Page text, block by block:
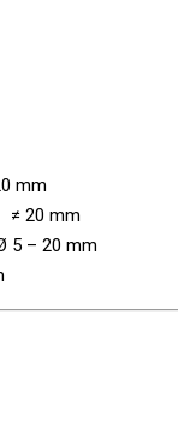
mm
≠ 20 mm
5 – 20 mm